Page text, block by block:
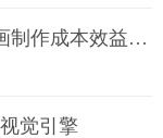
1分钟可能=1条命！安全培训三维动画制作成本效益深度拆解
觉引擎